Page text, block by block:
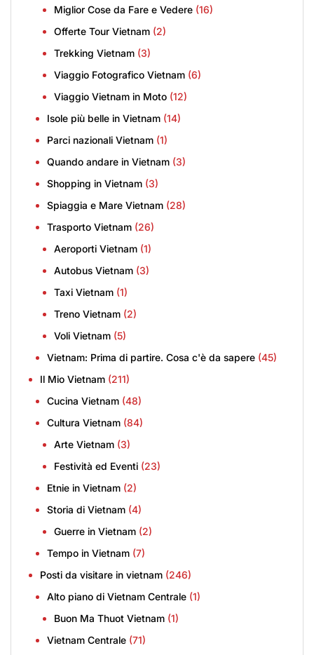
Miglior Cose da Fare e Vedere (16)
Offerte Tour Vietnam (2)
Trekking Vietnam (3)
Viaggio Fotografico Vietnam (6)
Viaggio Vietnam in Moto (12)
Isole più belle in Vietnam (14)
Parci nazionali Vietnam (1)
Quando andare in Vietnam (3)
Shopping in Vietnam (3)
Spiaggia e Mare Vietnam (28)
Trasporto Vietnam (26)
Aeroporti Vietnam (1)
Autobus Vietnam (3)
Taxi Vietnam (1)
Treno Vietnam (2)
Voli Vietnam (5)
Vietnam: Prima di partire. Cosa c'è da sapere (45)
Il Mio Vietnam (211)
Cucina Vietnam (48)
Cultura Vietnam (84)
Arte Vietnam (3)
Festività ed Eventi (23)
Etnie in Vietnam (2)
Storia di Vietnam (4)
Guerre in Vietnam (2)
Tempo in Vietnam (7)
Posti da visitare in vietnam (246)
Alto piano di Vietnam Centrale (1)
Buon Ma Thuot Vietnam (1)
Vietnam Centrale (71)